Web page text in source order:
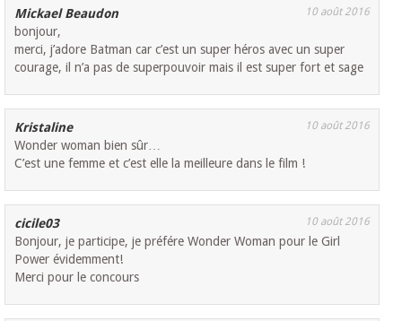
Mickael Beaudon 10 août 2016
bonjour,
merci, j’adore Batman car c’est un super héros avec un super
courage, il n’a pas de superpouvoir mais il est super fort et sage
Kristaline 10 août 2016
Wonder woman bien sûr…
C’est une femme et c’est elle la meilleure dans le film !
cicile03 10 août 2016
Bonjour, je participe, je préfére Wonder Woman pour le Girl
Power évidemment!
Merci pour le concours